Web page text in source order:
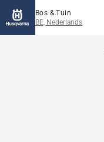
Bos & Tuin
BE, Nederlands